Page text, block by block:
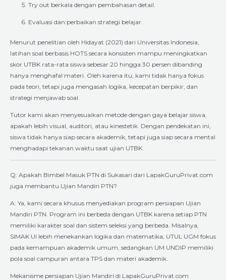
Try out berkala dengan pembahasan detail.
Evaluasi dan perbaikan strategi belajar.
Menurut penelitian oleh Hidayat (2021) dari Universitas Indonesia,
latihan soal berbasis HOTS secara konsisten mampu meningkatkan
skor UTBK rata-rata siswa sebesar 20 hingga 30 persen dibanding
hanya menghafal materi. Oleh karena itu, kami tidak hanya fokus
pada teori, tetapi juga mengasah logika, kecepatan berpikir, dan
strategi menjawab soal.
Tutor kami akan menyesuaikan metode dengan gaya belajar siswa,
apakah lebih visual, auditori, atau kinestetik. Dengan pendekatan ini,
siswa tidak hanya siap secara akademik, tetapi juga siap secara mental
menghadapi tekanan waktu saat ujian UTBK.
Q: Apakah Bimbel Masuk PTN di Sukasari dari LapakGuruPrivat.com
juga membantu Ujian Mandiri PTN?
A: Ya, kami secara khusus menyediakan program persiapan Ujian
Mandiri PTN. Program ini berbeda dengan UTBK karena setiap PTN
memiliki karakter soal dan sistem seleksi yang berbeda. Misalnya,
SIMAK UI lebih menekankan logika dan matematika, UTUL UGM fokus
pada kemampuan akademik umum, sedangkan UM UNDIP memiliki
pola soal campuran antara TPS dan materi akademik.
Mekanisme persiapan Ujian Mandiri di LapakGuruPrivat.com